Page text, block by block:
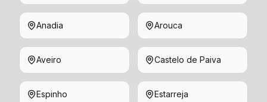
Anadia Arouca
Aveiro Castelo de Paiva
Espinho Estarreja